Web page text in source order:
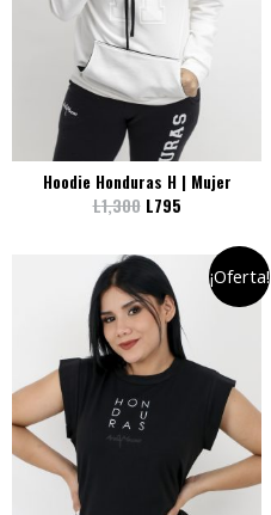
Hoodie Honduras H | Mujer
L1,300 L795
¡Oferta!